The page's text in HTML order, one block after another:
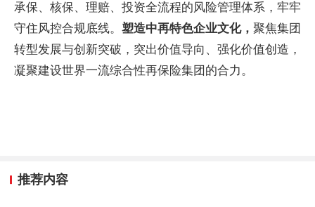
承保、核保、理赔、投资全流程的风险管理体系，牢牢
守住风控合规底线。 塑造中再特色企业文化， 聚焦集团
转型发展与创新突破，突出价值导向、强化价值创造，
凝聚建设世界一流综合性再保险集团的合力。
推荐内容